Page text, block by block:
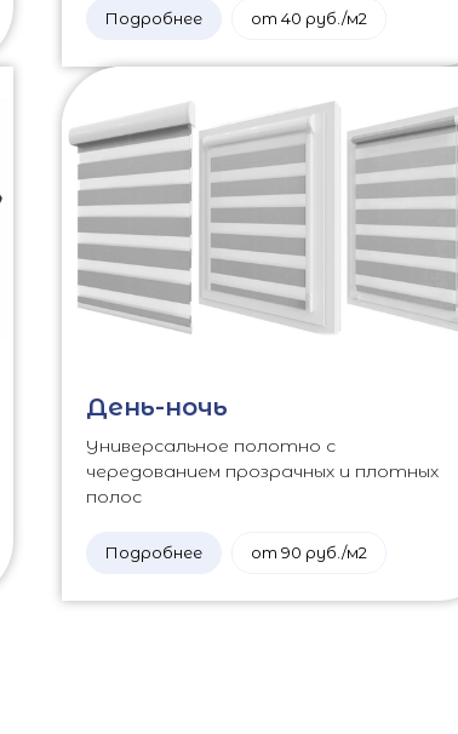
Подробнее от 40 руб./м2
День-ночь
Универсальное полотно с
чередованием прозрачных и плотных
полос
Подробнее от 90 руб./м2